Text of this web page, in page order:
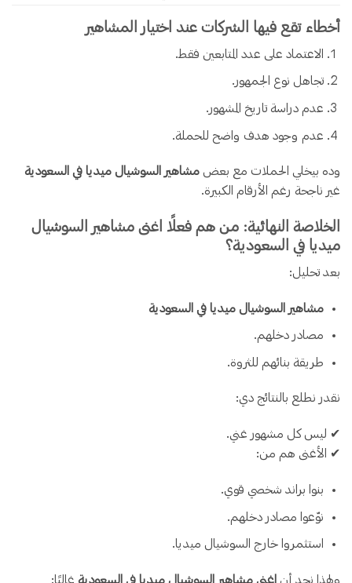
أخطاء تقع فيها الشركات عند اختيار المشاهير
الاعتماد على عدد المتابعين فقط.
تجاهل نوع الجمهور.
عدم دراسة تاريخ المشهور.
عدم وجود هدف واضح للحملة.
وده بيخلي الحملات مع بعض مشاهير السوشيال ميديا في السعودية
غير ناجحة رغم الأرقام الكبيرة.
الخلاصة النهائية: من هم فعلًا اغنى مشاهير السوشيال
ميديا في السعودية؟
بعد تحليل:
مشاهير السوشيال ميديا في السعودية
مصادر دخلهم.
طريقة بنائهم للثروة.
نقدر نطلع بالنتائج دي:
✔ ليس كل مشهور غني.
✔ الأغنى هم من:
بنوا براند شخصي قوي.
نوّعوا مصادر دخلهم.
استثمروا خارج السوشيال ميديا.
ولهذا نجد أن اغنى مشاهير السوشيال ميديا في السعودية غالبًا: